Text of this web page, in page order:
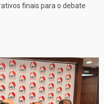
finais para o debate